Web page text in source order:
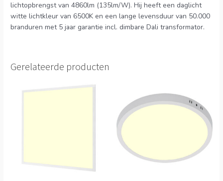
lichtopbrengst van 4860lm (135lm/W). Hij heeft een daglicht
witte lichtkleur van 6500K en een lange levensduur van 50.000
branduren met 5 jaar garantie incl. dimbare Dali transformator.
Gerelateerde producten